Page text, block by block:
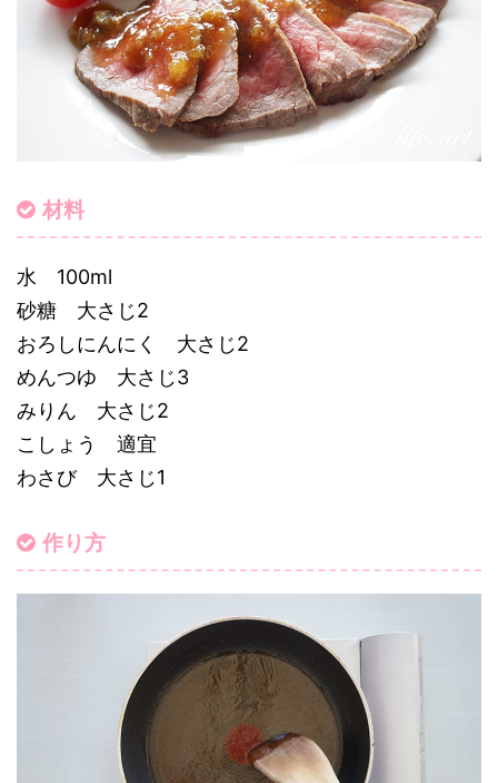
材料
水 100ml
砂糖 大さじ2
おろしにんにく 大さじ2
めんつゆ 大さじ3
みりん 大さじ2
こしょう 適宜
わさび 大さじ1
作り方